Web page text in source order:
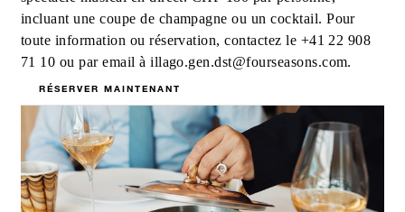
incluant une coupe de champagne ou un cocktail. Pour
toute information ou réservation, contactez le +41 22 908
71 10 ou par email à illago.gen.dst@fourseasons.com.
RÉSERVER MAINTENANT